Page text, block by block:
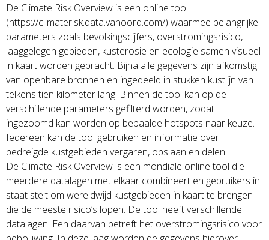
De Climate Risk Overview is een online tool
(https://climaterisk.data.vanoord.com/) waarmee belangrijke
parameters zoals bevolkingscijfers, overstromingsrisico,
laaggelegen gebieden, kusterosie en ecologie samen visueel
in kaart worden gebracht. Bijna alle gegevens zijn afkomstig
van openbare bronnen en ingedeeld in stukken kustlijn van
telkens tien kilometer lang. Binnen de tool kan op de
verschillende parameters gefilterd worden, zodat
ingezoomd kan worden op bepaalde hotspots naar keuze.
Iedereen kan de tool gebruiken en informatie over
bedreigde kustgebieden vergaren, opslaan en delen.
De Climate Risk Overview is een mondiale online tool die
meerdere datalagen met elkaar combineert en gebruikers in
staat stelt om wereldwijd kustgebieden in kaart te brengen
die de meeste risico’s lopen. De tool heeft verschillende
datalagen. Een daarvan betreft het overstromingsrisico voor